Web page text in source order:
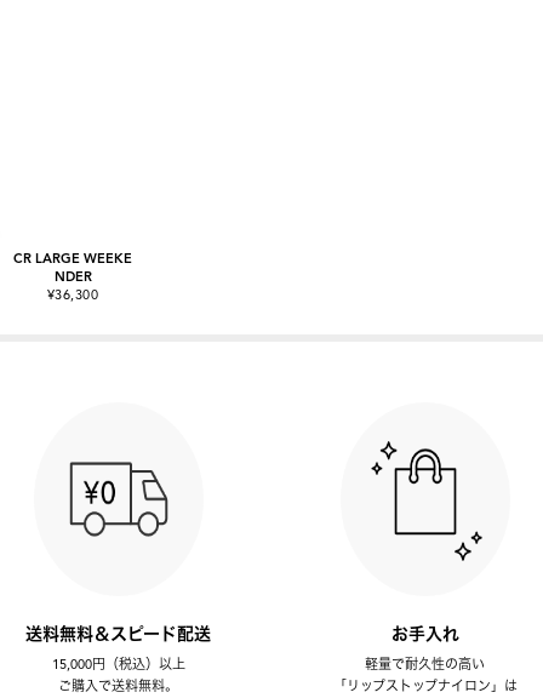
CR LARGE WEEKE
NDER
¥36,300
送料無料＆スピード配送
15,000円（税込）以上
ご購入で送料無料。
お手入れ
軽量で耐久性の高い
「リップストップナイロン」は